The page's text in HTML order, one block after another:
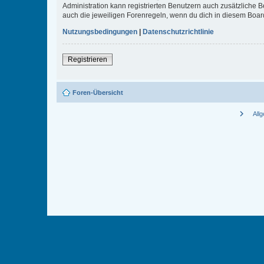
Administration kann registrierten Benutzern auch zusätzliche
auch die jeweiligen Forenregeln, wenn du dich in diesem
Nutzungsbedingungen | Datenschutzrichtlinie
Registrieren
Foren-Übersicht
chevron_right